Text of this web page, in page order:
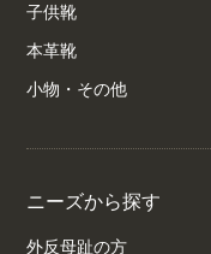
子供靴
本革靴
小物・その他
ニーズから探す
外反母趾の方